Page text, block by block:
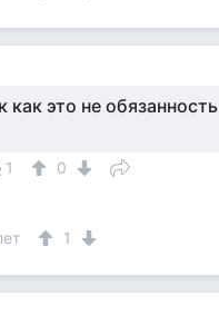
как это не обязанность
1
0
1